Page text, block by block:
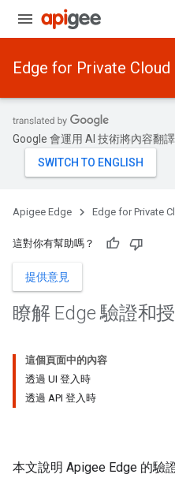
Edge for Private Cloud
Google 會運用 AI 技術將內容翻
Apigee Edge Edge for Private
這對你有幫助嗎？
提供意見
瞭解 Edge 驗證和
這個頁面中的內容
透過 UI 登入時
透過 API 登入時
本文說明 Apigee Edge 的驗